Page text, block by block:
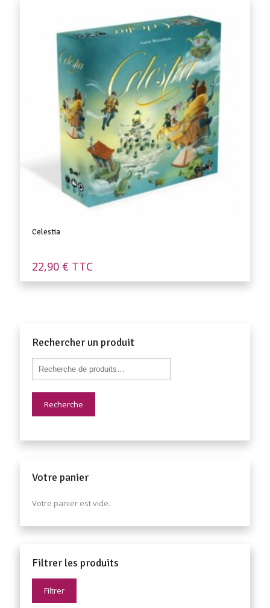
Celestia
22,90 € TTC
Rechercher un produit
Recherche
Votre panier
Votre panier est vide.
Filtrer les produits
Filtrer